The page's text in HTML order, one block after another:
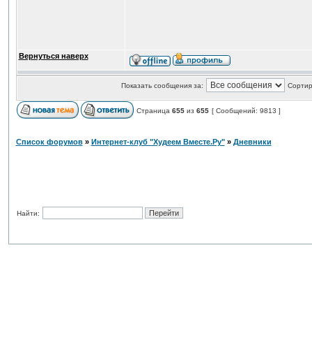
Вернуться наверх
Показать сообщения за:
Страница 655из 655 [ Сообщений: 9813 ]
Список форумов» Интернет-клуб "Худеем Вместе.Ру"» Дневники
Найти: